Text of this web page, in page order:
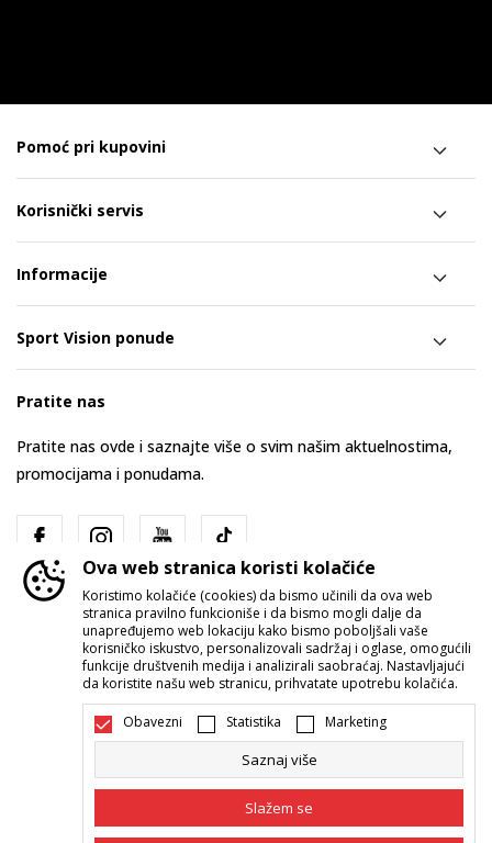
Pomoć pri kupovini
Korisnički servis
Informacije
Sport Vision ponude
Pratite nas
Pratite nas ovde i saznajte više o svim našim aktuelnostima,
promocijama i ponudama.
Srbija Promenite
Nastojimo da budemo što precizniji u opisu proizvoda, prikazu slika i
Ova web stranica koristi kolačiće
Koristimo kolačiće (cookies) da bismo učinili da ova web
stranica pravilno funkcioniše i da bismo mogli dalje da
unapređujemo web lokaciju kako bismo poboljšali vaše
korisničko iskustvo, personalizovali sadržaj i oglase, omogućili
funkcije društvenih medija i analizirali saobraćaj. Nastavljajući
da koristite našu web stranicu, prihvatate upotrebu kolačića.
Obavezni Statistika Marketing
Saznaj više
Slažem se